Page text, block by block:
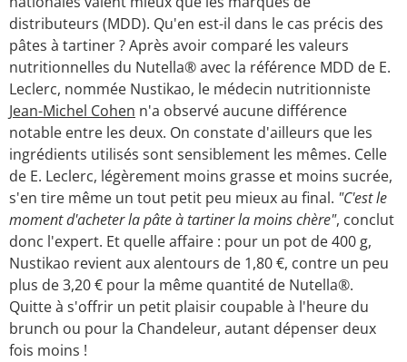
distributeurs (MDD). Qu'en est-il dans le cas précis des
pâtes à tartiner ? Après avoir comparé les valeurs
nutritionnelles du Nutella® avec la référence MDD de E.
Leclerc, nommée Nustikao, le médecin nutritionniste
Jean-Michel Cohen n'a observé aucune différence
notable entre les deux. On constate d'ailleurs que les
ingrédients utilisés sont sensiblement les mêmes. Celle
de E. Leclerc, légèrement moins grasse et moins sucrée,
s'en tire même un tout petit peu mieux au final. "C'est le
moment d'acheter la pâte à tartiner la moins chère", conclut
donc l'expert. Et quelle affaire : pour un pot de 400 g,
Nustikao revient aux alentours de 1,80 €, contre un peu
plus de 3,20 € pour la même quantité de Nutella®.
Quitte à s'offrir un petit plaisir coupable à l'heure du
brunch ou pour la Chandeleur, autant dépenser deux
fois moins !